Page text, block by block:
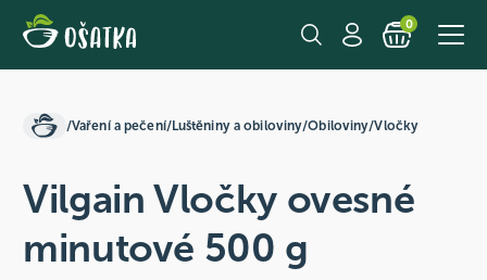
0
/Vaření a pečení/Luštěniny a obiloviny/Obiloviny/Vločky
Vilgain Vločky ovesné
minutové 500 g